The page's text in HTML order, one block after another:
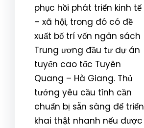
phục hồi phát triển kinh tế
– xã hội, trong đó có đề
xuất bố trí vốn ngân sách
Trung ương đầu tư dự án
tuyến cao tốc Tuyên
Quang – Hà Giang. Thủ
tướng yêu cầu tỉnh cần
chuẩn bị sẵn sàng để triển
khai thật nhanh nếu được